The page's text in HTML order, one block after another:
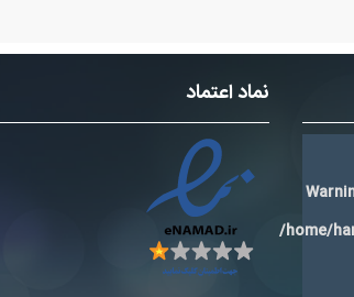
/home/
نماد اعتماد